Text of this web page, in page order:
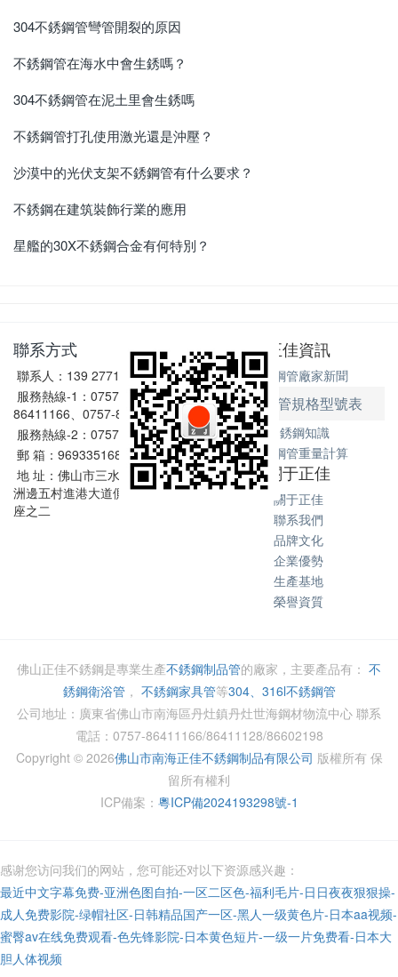
304不銹鋼管彎管開裂的原因
不銹鋼管在海水中會生銹嗎？
304不銹鋼管在泥土里會生銹嗎
不銹鋼管打孔使用激光還是沖壓？
沙漠中的光伏支架不銹鋼管有什么要求？
不銹鋼在建筑裝飾行業的應用
星艦的30X不銹鋼合金有何特別？
聯系方式
聯系人：139 2771 6167
服務熱線-1：0757-
86411166、0757-86411128
服務熱線-2：0757-86602198
郵 箱：969335168@qq.com
地 址：佛山市三水區西南街道
洲邊五村進港大道側和坑1號2
座之二
正佳資訊
不銹鋼管廠家新聞
不銹鋼管規格型號表
不銹鋼知識
不銹鋼管重量計算
關于正佳
關于正佳
聯系我們
品牌文化
企業優勢
生產基地
榮譽資質
佛山正佳不銹鋼是專業生產不銹鋼制品管的廠家，主要產品有： 不
銹鋼衛浴管 ， 不銹鋼家具管等304、316l不銹鋼管
公司地址：廣東省佛山市南海區丹灶鎮丹灶世海鋼材物流中心 聯系
電話：0757-86411166/86411128/86602198
Copyright © 2026佛山市南海正佳不銹鋼制品有限公司 版權所有 保
留所有權利
ICP備案： 粵ICP備2024193298號-1
感谢您访问我们的网站，您可能还对以下资源感兴趣：
最近中文字幕免费-亚洲色图自拍-一区二区色-福利毛片-日日夜夜狠狠操-
成人免费影院-绿帽社区-日韩精品国产一区-黑人一级黄色片-日本aa视频-
蜜臀av在线免费观看-色先锋影院-日本黄色短片-一级一片免费看-日本大
胆人体视频